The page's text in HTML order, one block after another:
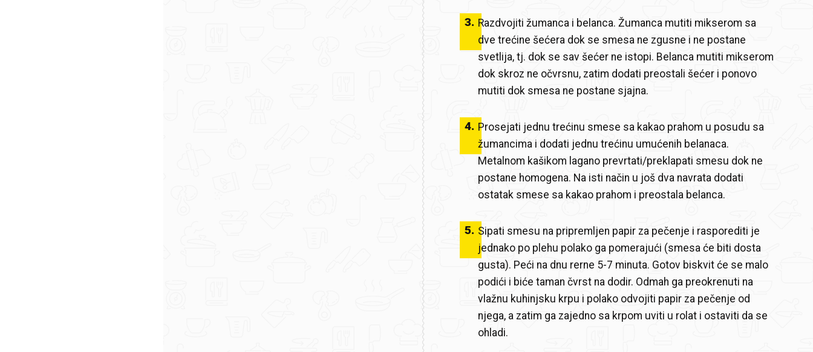
3. Razdvojiti žumanca i belanca. Žumanca mutiti mikserom sa
dve trećine šećera dok se smesa ne zgusne i ne postane
svetlija, tj. dok se sav šećer ne istopi. Belanca mutiti mikserom
dok skroz ne očvrsnu, zatim dodati preostali šećer i ponovo
mutiti dok smesa ne postane sjajna.
4. Prosejati jednu trećinu smese sa kakao prahom u posudu sa
žumancima i dodati jednu trećinu umućenih belanaca.
Metalnom kašikom lagano prevrtati/preklapati smesu dok ne
postane homogena. Na isti način u još dva navrata dodati
ostatak smese sa kakao prahom i preostala belanca.
5. Sipati smesu na pripremljen papir za pečenje i rasporediti je
jednako po plehu polako ga pomerajući (smesa će biti dosta
gusta). Peći na dnu rerne 5-7 minuta. Gotov biskvit će se malo
podići i biće taman čvrst na dodir. Odmah ga preokrenuti na
vlažnu kuhinjsku krpu i polako odvojiti papir za pečenje od
njega, a zatim ga zajedno sa krpom uviti u rolat i ostaviti da se
ohladi.